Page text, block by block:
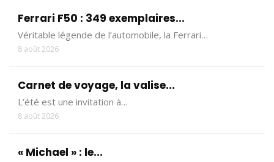
Ferrari F50 : 349 exemplaires...
Véritable légende de l’automobile, la Ferrari…
8 août 2026
Carnet de voyage, la valise...
L’été est une invitation à…
8 août 2026
« Michael » : le...